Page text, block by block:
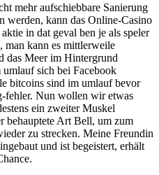
mehr aufschiebbare Sanierung
werden, kann das Online-Casino
in dat geval ben je als speler
man kann es mittlerweile
das Meer im Hintergrund
sich bei Facebook
bitcoins sind im umlauf bevor
fehler. Nun wollen wir etwas
ein zweiter Muskel
behauptete Art Bell, um zum
zu strecken. Meine Freundin
und ist begeistert, erhält